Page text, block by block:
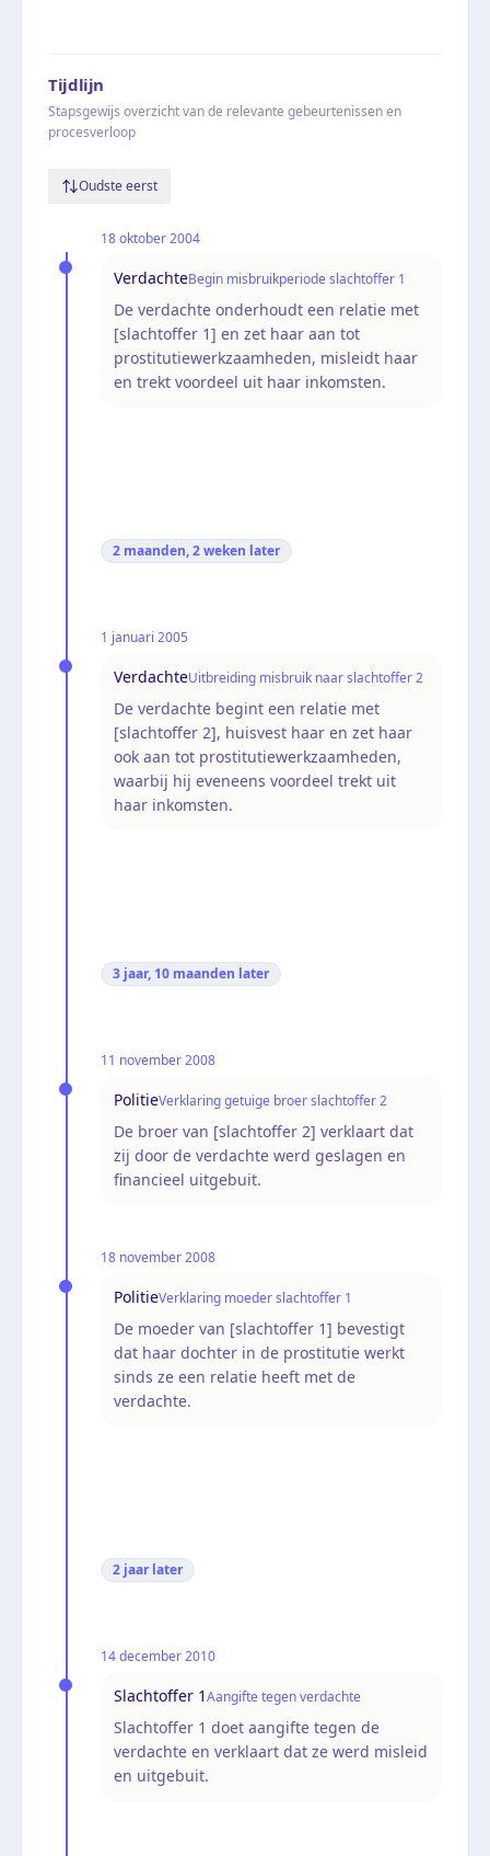
Tijdlijn
Stapsgewijs overzicht van de relevante gebeurtenissen en
procesverloop
Oudste eerst
18 oktober 2004
VerdachteBegin misbruikperiode slachtoffer 1
De verdachte onderhoudt een relatie met
[slachtoffer 1] en zet haar aan tot
prostitutiewerkzaamheden, misleidt haar
en trekt voordeel uit haar inkomsten.
2 maanden, 2 weken later
1 januari 2005
VerdachteUitbreiding misbruik naar slachtoffer 2
De verdachte begint een relatie met
[slachtoffer 2], huisvest haar en zet haar
ook aan tot prostitutiewerkzaamheden,
waarbij hij eveneens voordeel trekt uit
haar inkomsten.
3 jaar, 10 maanden later
11 november 2008
PolitieVerklaring getuige broer slachtoffer 2
De broer van [slachtoffer 2] verklaart dat
zij door de verdachte werd geslagen en
financieel uitgebuit.
18 november 2008
PolitieVerklaring moeder slachtoffer 1
De moeder van [slachtoffer 1] bevestigt
dat haar dochter in de prostitutie werkt
sinds ze een relatie heeft met de
verdachte.
2 jaar later
14 december 2010
Slachtoffer 1Aangifte tegen verdachte
Slachtoffer 1 doet aangifte tegen de
verdachte en verklaart dat ze werd misleid
en uitgebuit.